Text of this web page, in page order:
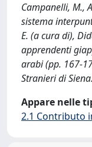
Campanelli, M.,
sistema
E. (a cura di),
apprendenti
arabi (pp. 167-
Stranieri di Siena.
Appare nelle
2.1 Contributo